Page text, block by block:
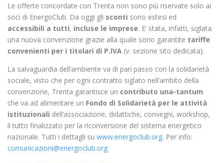
Le offerte concordate con Trenta non sono più riservate solo ai
soci di EnergoClub. Da oggi gli sconti sono estesi ed
accessibili a tutti, incluse le imprese. E’ stata, infatti, siglata
una nuova convenzione grazie alla quale sono garantite tariffe
convenienti per i titolari di P.IVA (v. sezione sito dedicata).
La salvaguardia dell’ambiente va di pari passo con la solidarietà
sociale, visto che per ogni contratto siglato nell’ambito della
convenzione, Trenta garantisce un contributo una-tantum
che va ad alimentare un Fondo di Solidarietà per le attività
istituzionali dell’associazione, didattiche, convegni, workshop,
il tutto finalizzato per la riconversione del sistema energetico
nazionale. Tutti i dettagli su www.energoclub.org. Per info:
comunicazioni@energoclub.org